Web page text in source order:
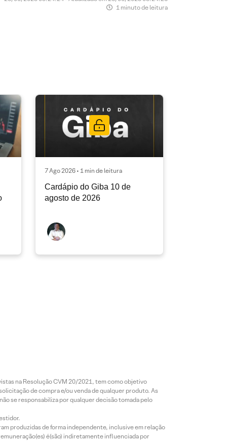
1 minuto de leitura
7 Ago 2026 • 1 min de leitura
Cardápio do Giba 10 de
agosto de 2026
na Resolução CVM 20/2021, tem como objetivo
de compra e/ou venda de qualquer produto. As
se responsabiliza por qualquer decisão tomada pelo
produzidas de forma independente, inclusive em relação
é(são) indiretamente influenciada por